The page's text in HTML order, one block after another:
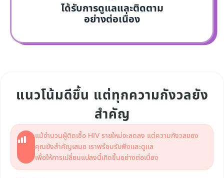
ได้รับการดูแลและติดตาม
อย่างต่อเนื่อง
แนวโน้มดีขึ้น แต่ทุกความกังวลยัง
สำคัญ
แม้จำนวนผู้ติดเชื้อ HIV รายใหม่จะลดลง แต่ความกังวลของ
คุณยังสำคัญเสมอ เราพร้อมรับฟังและดูแล
เพื่อให้การเปลี่ยนแปลงนี้เกิดขึ้นอย่างต่อเนื่อง